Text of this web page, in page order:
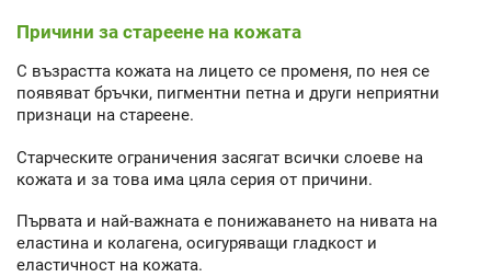
Причини за стареене на кожата
С възрастта кожата на лицето се променя, по нея се
появяват бръчки, пигментни петна и други неприятни
признаци на стареене.
Старческите ограничения засягат всички слоеве на
кожата и за това има цяла серия от причини.
Първата и най-важната е понижаването на нивата на
еластина и колагена, осигуряващи гладкост и
еластичност на кожата.